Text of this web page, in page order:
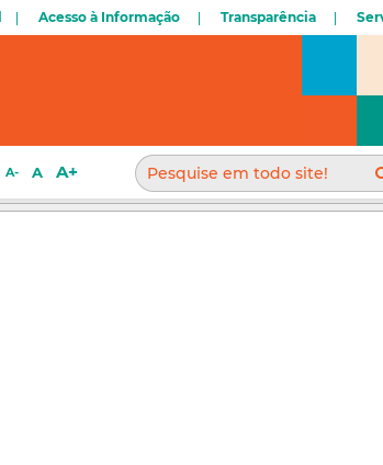
Acesso à Informação Transparência
A- A A+